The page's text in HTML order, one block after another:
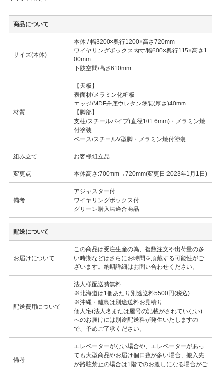
商品について
サイズ(本体)
本体 / 幅3200×奥行1200×高さ720mm
ワイヤリングボックス内寸/幅600×奥行115×高さ1
00mm
下肢空間/高さ610mm
材質
【天板】
表面材/メラミン化粧板
エッジ/MDF舟底ウレタン塗装(厚さ)40mm
【脚部】
支柱/スチールパイプ(直径101.6mm)・メラミン焼
付塗装
ベース/スチールV型脚・メラミン焼付塗装
組み立て お客様組立品
変更点 本体高さ:700mm→720mm(変更日:2023年1月1日)
備考
アジャスター付
ワイヤリングボックス付
グリーン購入法適合商品
配送について
お届けについて
この商品は受注生産の為、複数注文や出荷量の多
い時期などはさらにお時間を頂戴する可能性がご
ざいます。納期詳細はお問い合わせください。
配送費用について
法人様配送費無料
※北海道は1個あたり別途送料5500円(税込)
※沖縄・離島は別途送料お見積り
個人宅(法人名または屋号の記載がされていない)
へのお届けには別途配送料が発生いたしますの
で、予めご了承ください。
備考
エレベーターがない場合や、エレベーターがあっ
ても大型商品やお届け個口数が多い場合、搬入先
が路駐禁止の場合は1階でのお渡しになる場合がご